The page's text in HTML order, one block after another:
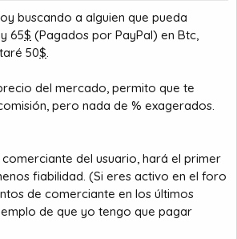
buscando a alguien que pueda
65$ (Pagados por PayPal) en Btc,
50$.
del mercado, permito que te
pero nada de % exagerados.
del usuario, hará el primer
fiabilidad. (Si eres activo en el foro
de comerciante en los últimos
de que yo tengo que pagar